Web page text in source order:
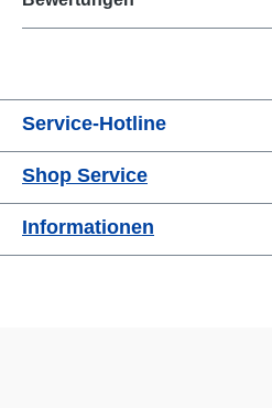
Service-Hotline
Shop Service
Informationen